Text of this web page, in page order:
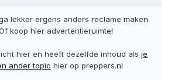
lekker ergens anders reclame maken
koop hier advertentieruimte!
hier en heeft dezelfde inhoud als je
ander topic hier op preppers.nl